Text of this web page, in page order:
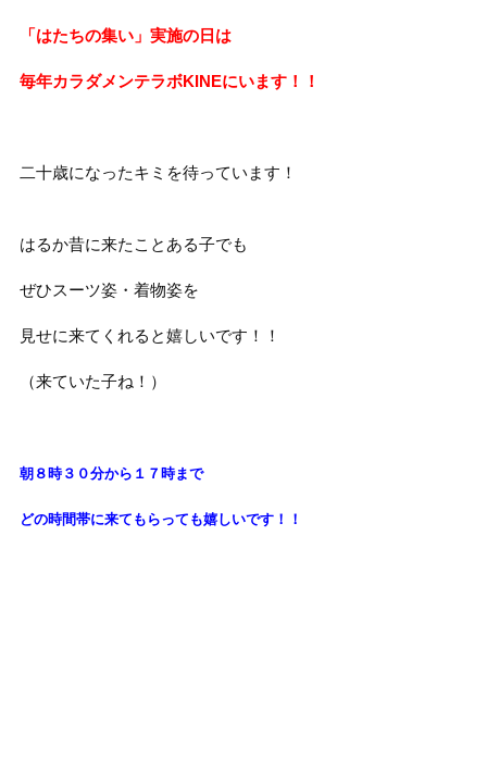
「はたちの集い」実施の日は
毎年カラダメンテラボKINEにいます！！
二十歳になったキミを待っています！
はるか昔に来たことある子でも
ぜひスーツ姿・着物姿を
見せに来てくれると嬉しいです！！
（来ていた子ね！）
朝８時３０分から１７時まで
どの時間帯に来てもらっても嬉しいです！！